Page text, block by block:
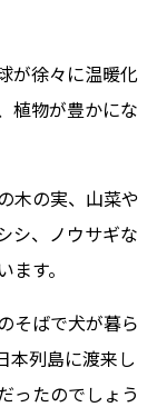
が徐々に温暖化
植物が豊かにな
木の実、山菜や
シ、ノウサギな
す。
そばで犬が暮ら
本列島に渡来し
ったのでしょう